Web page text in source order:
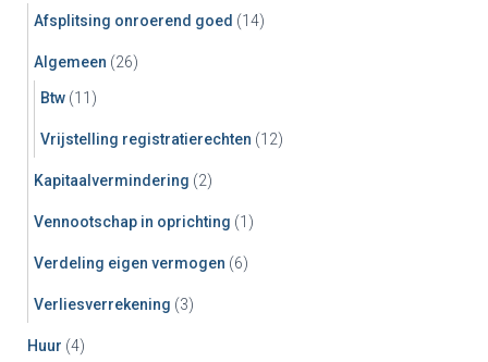
Afsplitsing onroerend goed (14)
Algemeen (26)
Btw (11)
Vrijstelling registratierechten (12)
Kapitaalvermindering (2)
Vennootschap in oprichting (1)
Verdeling eigen vermogen (6)
Verliesverrekening (3)
Huur (4)